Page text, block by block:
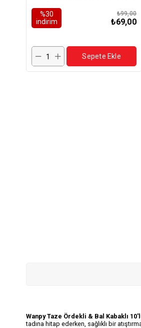
%30
i̇ndirim
₺69,00
₺99,00
Sepete Ekle
Wanpy Taze Ördekli & Bal Kabaklı
tadına hitap ederken, sağlıklı bir